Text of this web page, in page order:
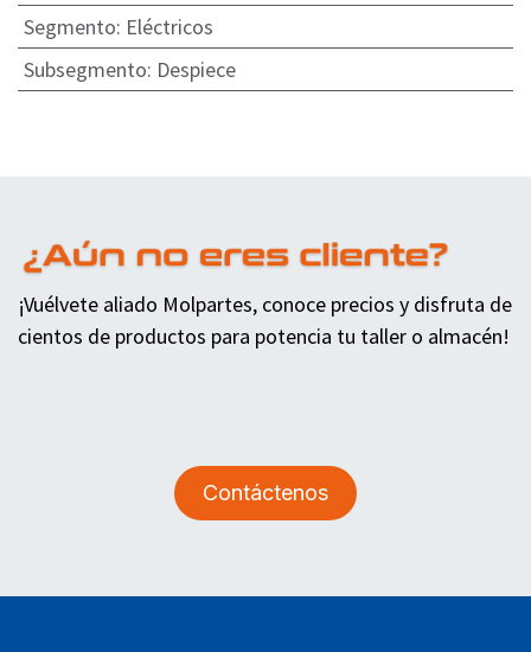
Segmento: Eléctricos
Subsegmento: Despiece
¡Vuélvete aliado Molpartes, conoce precios y disfruta de
cientos de productos para potencia tu taller o almacén!
Contáctenos